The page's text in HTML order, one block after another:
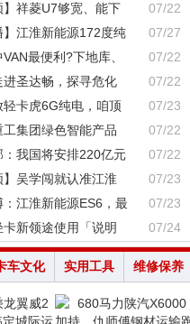
】祥菱U7够宽、能下
07/22
】江淮新能源172度纯
07/27
最便利?下地库、
07/22
进圣达畅，探寻危化
07/22
轻卡虎6G纯电，咱顶
07/23
工集团绿色智能产品
07/22
：我国将安排220亿元
07/22
】吴学闯就认准江淮
07/23
：江淮新能源ES6，最
07/23
卡新领途使用「说明 07/24
车文化 实用工具 维修保养